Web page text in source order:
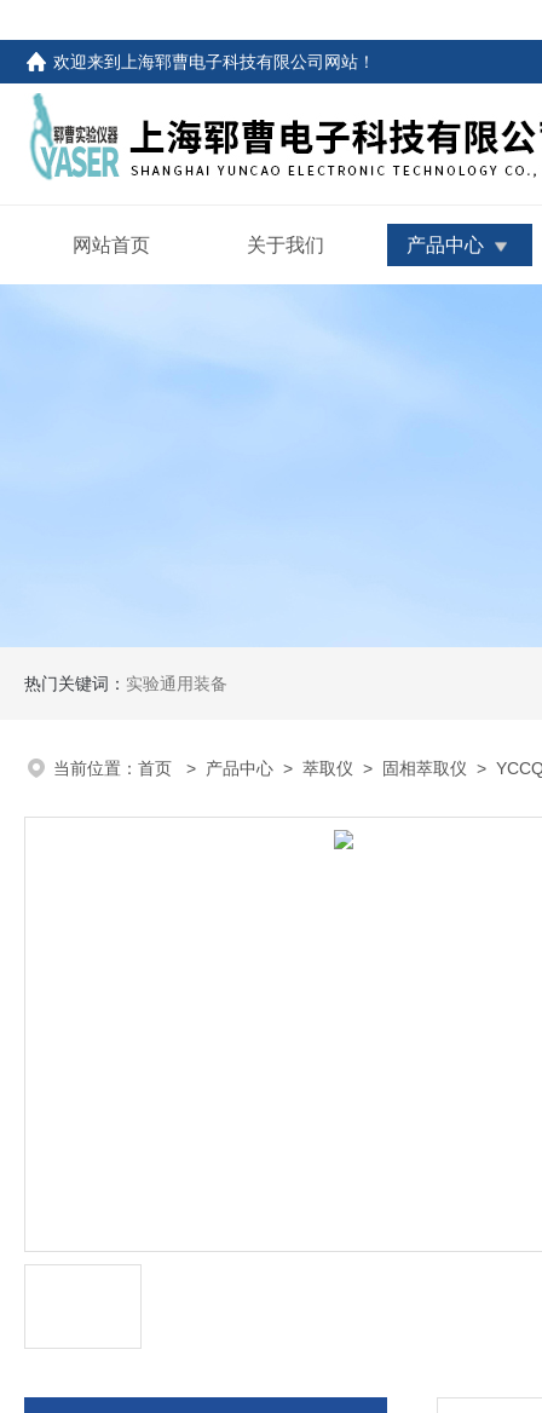
欢迎来到 上海郓曹电子科技有限公司网站 ！
网站首页 关于我们 产品中心
热门关键词： 实验通用装备
当前位置： 首页 > 产品中心 > 萃取仪 > 固相萃取仪 >